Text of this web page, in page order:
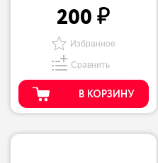
200
Избранное
Сравнить
В КОРЗИНУ